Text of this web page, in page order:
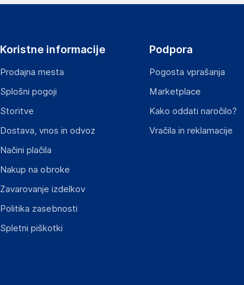
Koristne informacije
Prodajna mesta
Splošni pogoji
Storitve
Dostava, vnos in odvoz
Načini plačila
Nakup na obroke
Zavarovanje izdelkov
Politika zasebnosti
Spletni piškotki
Podpora
Pogosta vprašanja
Marketplace
Kako oddati naročilo?
Vračila in reklamacije